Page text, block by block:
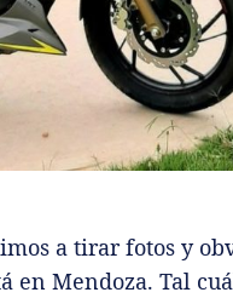
a tirar fotos y
en Mendoza. Tal